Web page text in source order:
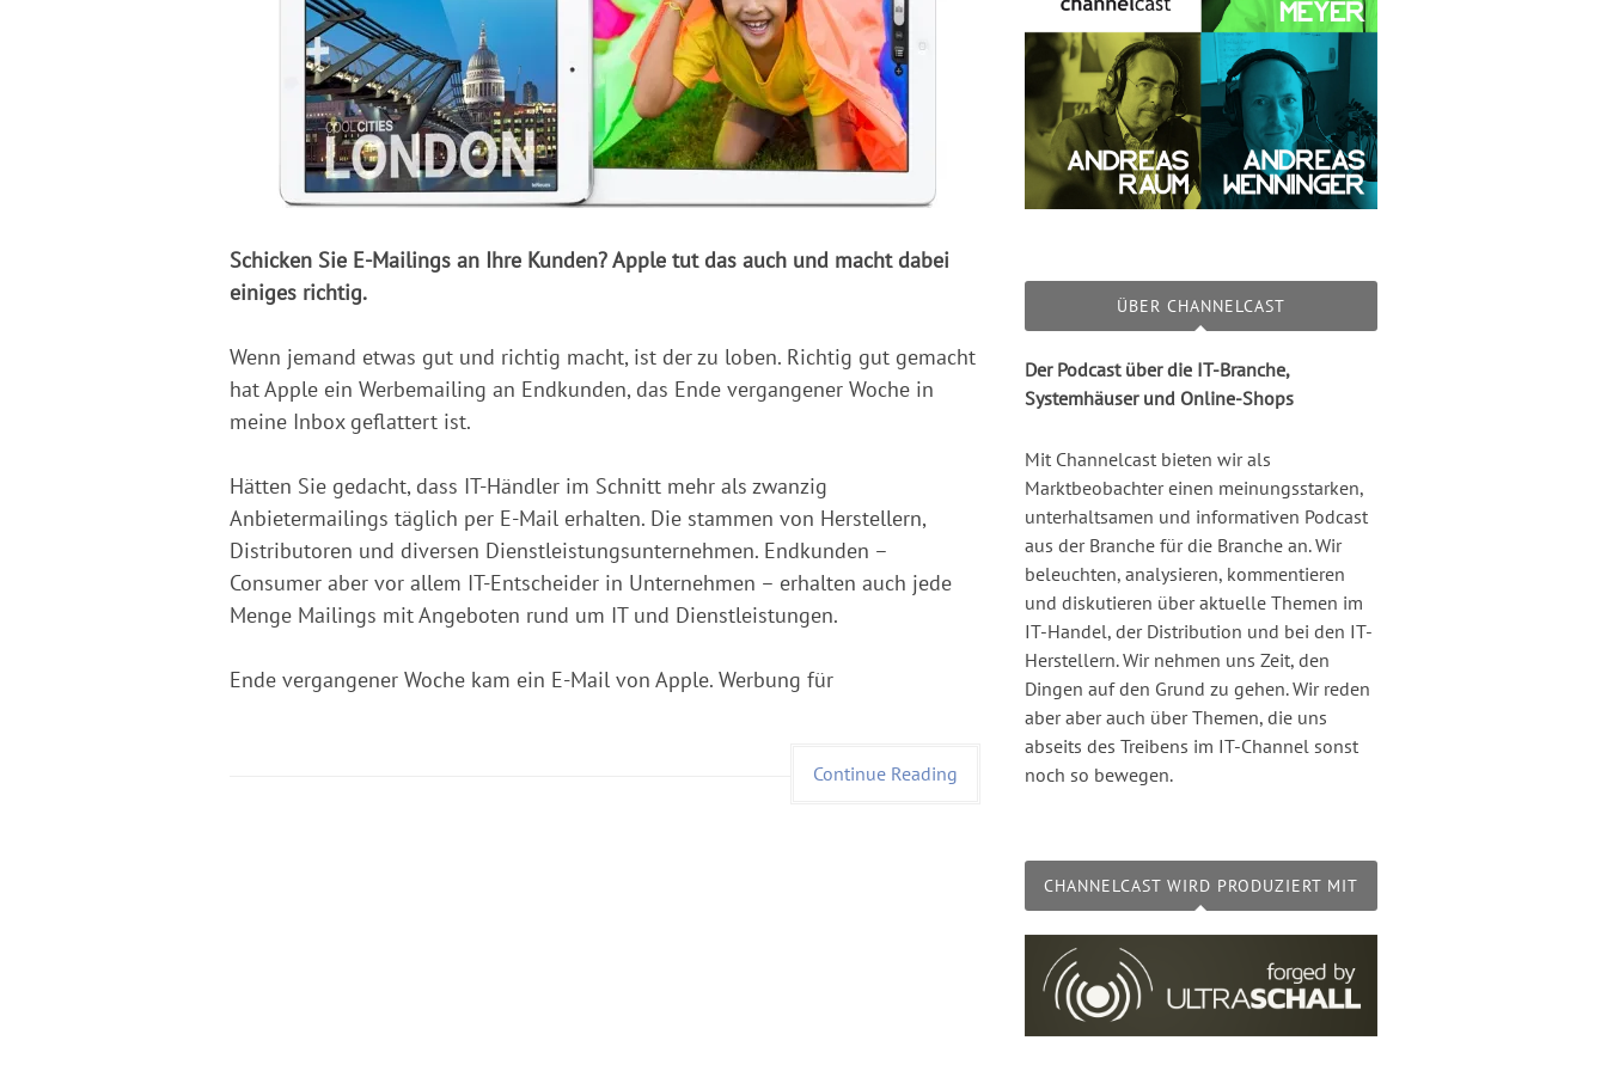
Schicken Sie E-Mailings an Ihre Kunden? Apple tut das auch und macht dabei
einiges richtig.
Wenn jemand etwas gut und richtig macht, ist der zu loben. Richtig gut gemacht
hat Apple ein Werbemailing an Endkunden, das Ende vergangener Woche in
meine Inbox geflattert ist.
Hätten Sie gedacht, dass IT-Händler im Schnitt mehr als zwanzig
Anbietermailings täglich per E-Mail erhalten. Die stammen von Herstellern,
Distributoren und diversen Dienstleistungsunternehmen. Endkunden –
Consumer aber vor allem IT-Entscheider in Unternehmen – erhalten auch jede
Menge Mailings mit Angeboten rund um IT und Dienstleistungen.
Ende vergangener Woche kam ein E-Mail von Apple. Werbung für
Continue Reading
ÜBER CHANNELCAST
Der Podcast über die IT-Branche,
Systemhäuser und Online-Shops
Mit Channelcast bieten wir als
Marktbeobachter einen meinungsstarken,
unterhaltsamen und informativen Podcast
aus der Branche für die Branche an. Wir
beleuchten, analysieren, kommentieren
und diskutieren über aktuelle Themen im
IT-Handel, der Distribution und bei den IT-
Herstellern. Wir nehmen uns Zeit, den
Dingen auf den Grund zu gehen. Wir reden
aber aber auch über Themen, die uns
abseits des Treibens im IT-Channel sonst
noch so bewegen.
CHANNELCAST WIRD PRODUZIERT MIT